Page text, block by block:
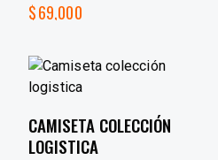
$69,000
CAMISETA COLECCIÓN
LOGISTICA